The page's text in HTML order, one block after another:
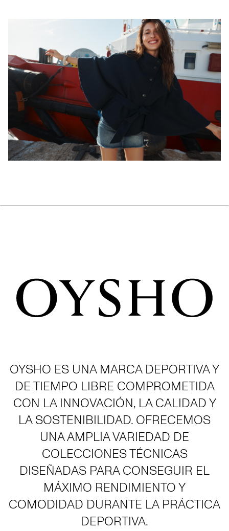
OYSHO ES UNA MARCA DEPORTIVA Y
DE TIEMPO LIBRE COMPROMETIDA
CON LA INNOVACIÓN, LA CALIDAD Y
LA SOSTENIBILIDAD. OFRECEMOS
UNA AMPLIA VARIEDAD DE
COLECCIONES TÉCNICAS
DISEÑADAS PARA CONSEGUIR EL
MÁXIMO RENDIMIENTO Y
COMODIDAD DURANTE LA PRÁCTICA
DEPORTIVA.